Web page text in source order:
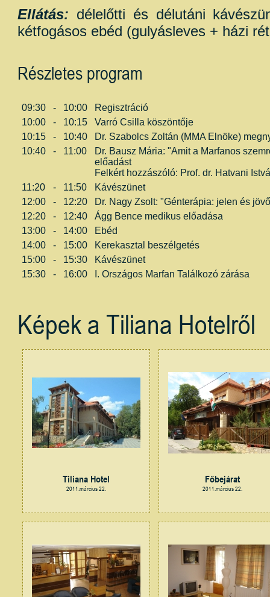
Ellátás: délelőtti és délutáni
kétfogásos ebéd (gulyásleves + házi
Részletes program
09:30 - 10:00
Regisztráció
10:00
- 10:15
Varró Csilla köszöntője
10:15
- 10:40
Dr. Szabolcs Zoltán (MMA Elnöke)
10:40
- 11:00
Dr. Bausz Mária: "Amit a Marfanos
előadást
Felkért hozzászóló: Prof. dr. Hatvani
11:20
- 11:50
Kávészünet
12:00
- 12:20
Dr. Nagy Zsolt: "Génterápia: jelen és
12:20
- 12:40
Ágg Bence medikus előadása
13:00
- 14:00
Ebéd
14:00
- 15:00
Kerekasztal beszélgetés
15:00
- 15:30
Kávészünet
15:30
- 16:00 I. Országos Marfan Találkozó zárása
Képek a Tiliana Hotelről
Tiliana Hotel
2011.március 22.
Főbejárat
2011.március 22.